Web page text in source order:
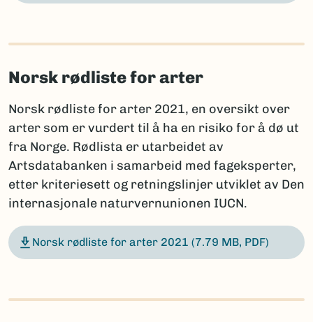
Norsk rødliste for arter
Norsk rødliste for arter 2021, en oversikt over
arter som er vurdert til å ha en risiko for å dø ut
fra Norge. Rødlista er utarbeidet av
Artsdatabanken i samarbeid med fageksperter,
etter kriteriesett og retningslinjer utviklet av Den
internasjonale naturvernunionen IUCN.
Norsk rødliste for arter 2021 (7.79 MB, PDF)